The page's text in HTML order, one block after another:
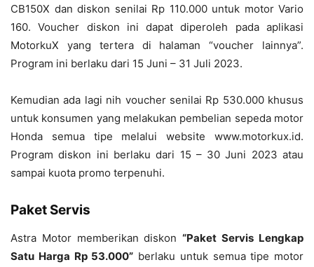
CB150X dan diskon senilai Rp 110.000 untuk motor Vario
160. Voucher diskon ini dapat diperoleh pada aplikasi
MotorkuX yang tertera di halaman “voucher lainnya”.
Program ini berlaku dari 15 Juni – 31 Juli 2023.
Kemudian ada lagi nih voucher senilai Rp 530.000 khusus
untuk konsumen yang melakukan pembelian sepeda motor
Honda semua tipe melalui website www.motorkux.id.
Program diskon ini berlaku dari 15 – 30 Juni 2023 atau
sampai kuota promo terpenuhi.
Paket Servis
Astra Motor memberikan diskon“Paket Servis Lengkap
Satu Harga Rp 53.000” berlaku untuk semua tipe motor